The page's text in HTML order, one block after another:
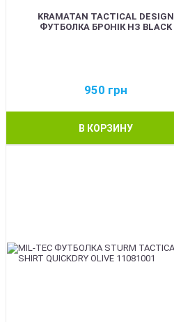
KRAMATAN TACTICAL DESIGN
ФУТБОЛКА БРОНІК НЗ BLACK
950 грн
В КОРЗИНУ